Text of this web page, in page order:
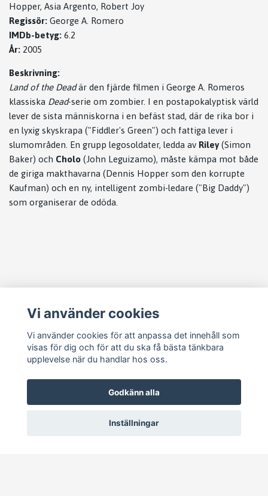
Hopper, Asia Argento, Robert Joy
Regissör: George A. Romero
IMDb-betyg: 6.2
År: 2005
Beskrivning:
Land of the Dead är den fjärde filmen i George A. Romeros
klassiska Dead-serie om zombier. I en postapokalyptisk värld
lever de sista människorna i en befäst stad, där de rika bor i
en lyxig skyskrapa ("Fiddler's Green") och fattiga lever i
slumområden. En grupp legosoldater, ledda av Riley (Simon
Baker) och Cholo (John Leguizamo), måste kämpa mot både
de giriga makthavarna (Dennis Hopper som den korrupte
Kaufman) och en ny, intelligent zombi-ledare ("Big Daddy")
som organiserar de odöda.
Köpvillkor
Kontakt
Cookie Concent
Vi använder cookies
Vi använder cookies för att anpassa det innehåll som
visas för dig och för att du ska få bästa tänkbara
upplevelse när du handlar hos oss.
Godkänn alla
Inställningar